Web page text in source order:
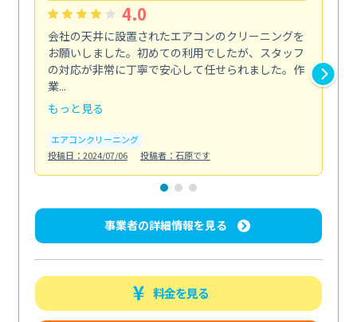
4.0
会社の天井に設置されたエアコンのクリーニングを
お願いしました。初めての利用でしたが、スタッフ
の対応が非常に丁寧で安心して任せられました。作
業...
もっと見る
エアコンクリーニング
投稿日：2024/07/06
投稿者：石原です
事業者の詳細情報を見る
料金を見る